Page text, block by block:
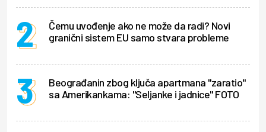
Čemu uvođenje ako ne može da radi? Novi
granični sistem EU samo stvara probleme
Beograđanin zbog ključa apartmana "zaratio"
sa Amerikankama: "Seljanke i jadnice" FOTO